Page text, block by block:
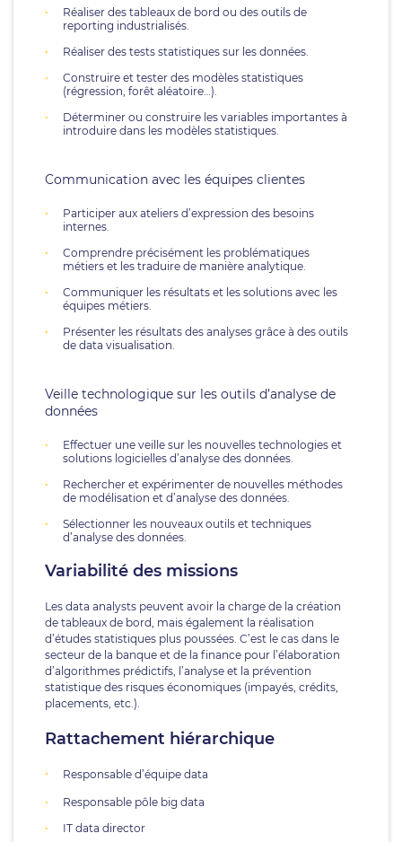
Réaliser des tableaux de bord ou des outils de
reporting industrialisés.
Réaliser des tests statistiques sur les données.
Construire et tester des modèles statistiques
(régression, forêt aléatoire…).
Déterminer ou construire les variables importantes à
introduire dans les modèles statistiques.
Communication avec les équipes clientes
Participer aux ateliers d’expression des besoins
internes.
Comprendre précisément les problématiques
métiers et les traduire de manière analytique.
Communiquer les résultats et les solutions avec les
équipes métiers.
Présenter les résultats des analyses grâce à des outils
de data visualisation.
Veille technologique sur les outils d’analyse de
données
Effectuer une veille sur les nouvelles technologies et
solutions logicielles d’analyse des données.
Rechercher et expérimenter de nouvelles méthodes
de modélisation et d’analyse des données.
Sélectionner les nouveaux outils et techniques
d’analyse des données.
Variabilité des missions
Les data analysts peuvent avoir la charge de la création
de tableaux de bord, mais également la réalisation
d’études statistiques plus poussées. C’est le cas dans le
secteur de la banque et de la finance pour l’élaboration
d’algorithmes prédictifs, l’analyse et la prévention
statistique des risques économiques (impayés, crédits,
placements, etc.).
Rattachement hiérarchique
Responsable d’équipe data
Responsable pôle big data
IT data director